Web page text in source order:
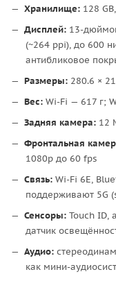
Хранилище: 128
Дисплей: 13-
(~264 ppi), до 600
антибликовое
Размеры: 280.6 ×
Вес: Wi-Fi — 617 г;
Задняя камера: 12
Фронтальная
1080p до 60 fps
Связь: Wi-Fi 6E,
поддерживают 5G
Сенсоры: Touch ID,
датчик
Аудио:
как мини-